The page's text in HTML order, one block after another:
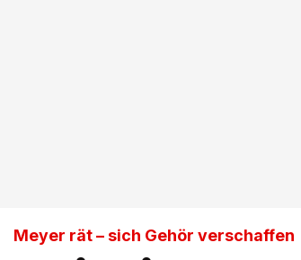
Meyer rät – sich Gehör verschaffen